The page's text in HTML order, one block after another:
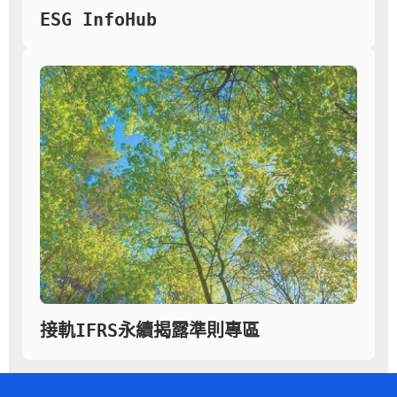
ESG InfoHub
接軌IFRS永續揭露準則專區